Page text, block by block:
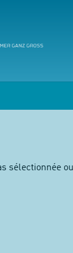
sélectionnée